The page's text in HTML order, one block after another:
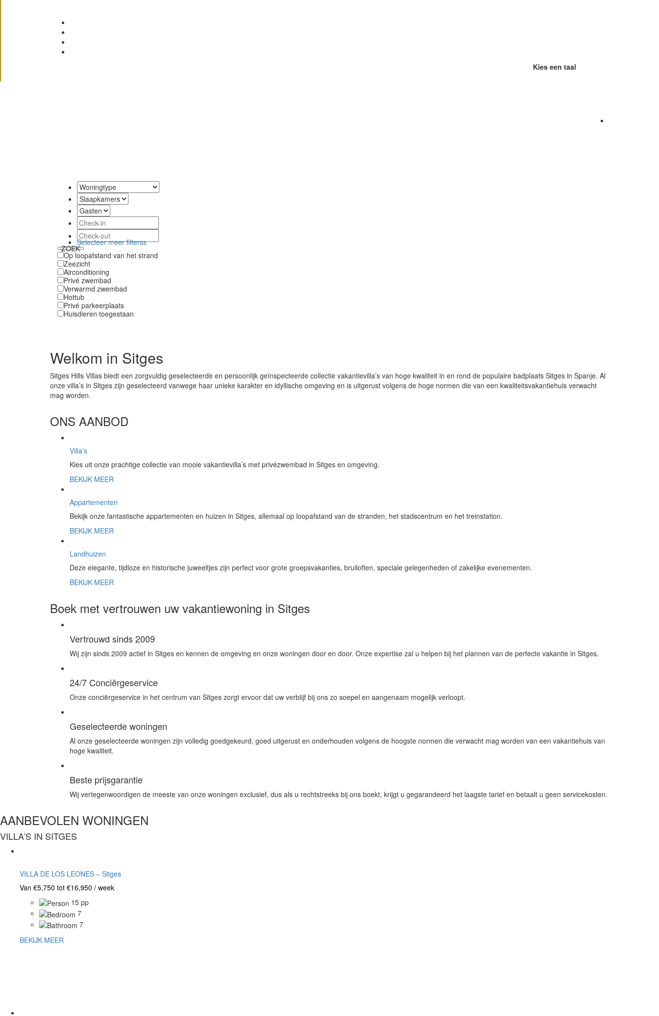
Kies een taal
Selecteer meer filterss
ZOEK
Op loopafstand van het strand
Zeezicht
Airconditioning
Privé zwembad
Verwarmd zwembad
Hottub
Privé parkeerplaats
Huisdieren toegestaan
Welkom in Sitges
Sitges Hills Villas biedt een zorgvuldig geselecteerde en persoonlijk geïnspecteerde collectie vakantievilla’s van hoge kwaliteit in en rond de populaire badplaats Sitges in Spanje. Al
onze villa’s in Sitges zijn geselecteerd vanwege haar unieke karakter en idyllische omgeving en is uitgerust volgens de hoge normen die van een kwaliteitsvakantiehuis verwacht
mag worden.
ONS AANBOD
Villa’s
Kies uit onze prachtige collectie van mooie vakantievilla’s met privézwembad in Sitges en omgeving.
BEKIJK MEER
Appartementen
Bekijk onze fantastische appartementen en huizen in Sitges, allemaal op loopafstand van de stranden, het stadscentrum en het treinstation.
BEKIJK MEER
Landhuizen
Deze elegante, tijdloze en historische juweeltjes zijn perfect voor grote groepsvakanties, bruiloften, speciale gelegenheden of zakelijke evenementen.
BEKIJK MEER
Boek met vertrouwen uw vakantiewoning in Sitges
Vertrouwd sinds 2009
Wij zijn sinds 2009 actief in Sitges en kennen de omgeving en onze woningen door en door. Onze expertise zal u helpen bij het plannen van de perfecte vakantie in Sitges.
24/7 Conciërgeservice
Onze conciërgeservice in het centrum van Sitges zorgt ervoor dat uw verblijf bij ons zo soepel en aangenaam mogelijk verloopt.
Geselecteerde woningen
Al onze geselecteerde woningen zijn volledig goedgekeurd, goed uitgerust en onderhouden volgens de hoogste normen die verwacht mag worden van een vakantiehuis van
hoge kwaliteit.
Beste prijsgarantie
Wij vertegenwoordigen de meeste van onze woningen exclusief, dus als u rechtstreeks bij ons boekt, krijgt u gegarandeerd het laagste tarief en betaalt u geen servicekosten.
AANBEVOLEN WONINGEN
VILLA’S IN SITGES
VILLA DE LOS LEONES – Sitges
Van €5,750 tot €16,950 / week
15 pp
7
7
BEKIJK MEER